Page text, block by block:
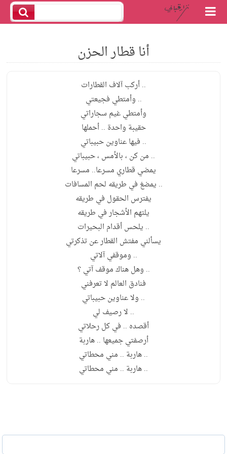
أنا قطار الحزن
.. أركب آلاف القطارات
.. وأمتطي فجيعتي
وأمتطي غيم سجاراتي
حقيبة واحدة .. أحملها
.. فيها عناوين حبيباتي
.. من كن ، بالأمس ، حبيباتي
يمضي قطاري مسرعا.. مسرعا
.. يمضغ في طريقه لحم المسافات
يفترس الحقول في طريقه
يلتهم الأشجار في طريقه
.. يلحس أقدام البحيرات
يسألني مفتش القطار عن تذكرتي
.. وموقفي آلاتي
.. وهل هناك موقف آتي ؟
فنادق العالم لا تعرفني
.. ولا عناوين حبيباتي
.. لا رصيف لي
أقصده .. في كل رحلاتي
أرصفتي جميعها .. هاربة
.. هاربة .. مني محطاتي
.. هاربة .. مني محطاتي